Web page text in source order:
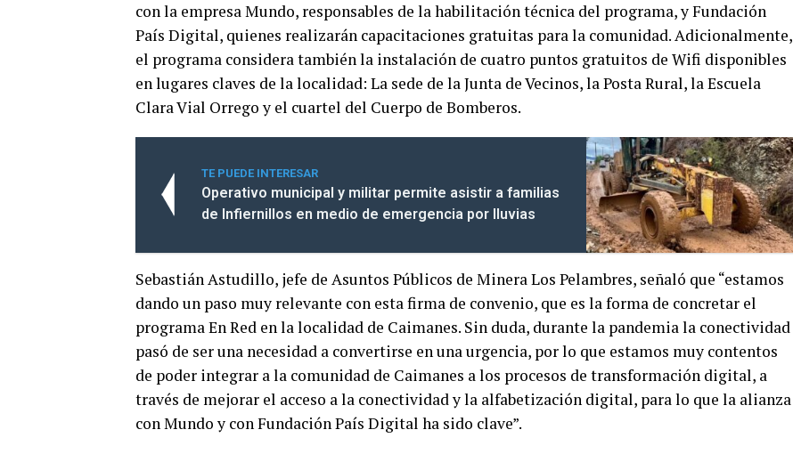
con la empresa Mundo, responsables de la habilitación técnica del programa, y Fundación
País Digital, quienes realizarán capacitaciones gratuitas para la comunidad. Adicionalmente,
el programa considera también la instalación de cuatro puntos gratuitos de Wifi disponibles
en lugares claves de la localidad: La sede de la Junta de Vecinos, la Posta Rural, la Escuela
Clara Vial Orrego y el cuartel del Cuerpo de Bomberos.
TE PUEDE INTERESAR
Operativo municipal y militar permite asistir a familias
de Infiernillos en medio de emergencia por lluvias
Sebastián Astudillo, jefe de Asuntos Públicos de Minera Los Pelambres, señaló que “estamos
dando un paso muy relevante con esta firma de convenio, que es la forma de concretar el
programa En Red en la localidad de Caimanes. Sin duda, durante la pandemia la conectividad
pasó de ser una necesidad a convertirse en una urgencia, por lo que estamos muy contentos
de poder integrar a la comunidad de Caimanes a los procesos de transformación digital, a
través de mejorar el acceso a la conectividad y la alfabetización digital, para lo que la alianza
con Mundo y con Fundación País Digital ha sido clave”.